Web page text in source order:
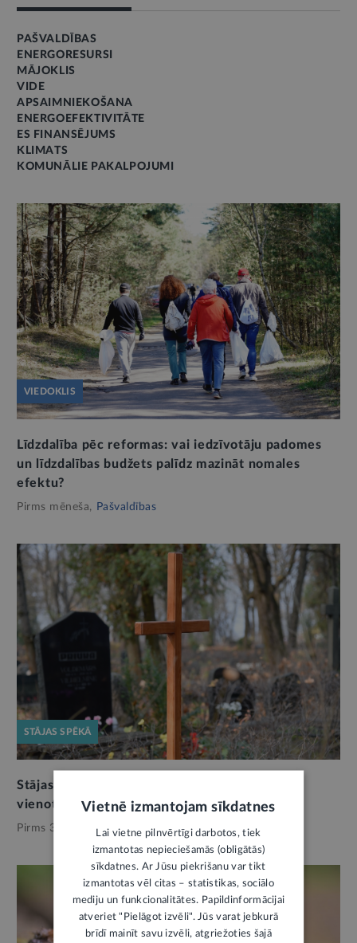
PAŠVALDĪBAS
ENERGORESURSI
MĀJOKLIS
VIDE
APSAIMNIEKOŠANA
ENERGOEFEKTIVITĀTE
ES FINANSĒJUMS
KLIMATS
KOMUNĀLIE PAKALPOJUMI
VIEDOKLIS
Līdzdalība pēc reformas: vai iedzīvotāju padomes
un līdzdalības budžets palīdz mazināt nomales
efektu?
Pirms mēneša, Pašvaldības
STĀJAS SPĒKĀ
Stājas spēkā jaunais Kapsētu likums: turpmāk
vienots regulējums visām pašvaldībām
Pirms 3 mēnešiem, Pašvaldības
Vietnē izmantojam sīkdatnes
Lai vietne pilnvērtīgi darbotos, tiek
izmantotas nepieciešamās (obligātās)
sīkdatnes. Ar Jūsu piekrišanu var tikt
izmantotas vēl citas – statistikas, sociālo
mediju un funkcionalitātes. Papildinformācijai
atveriet "Pielāgot izvēli". Jūs varat jebkurā
brīdī mainīt savu izvēli, atgriežoties šajā